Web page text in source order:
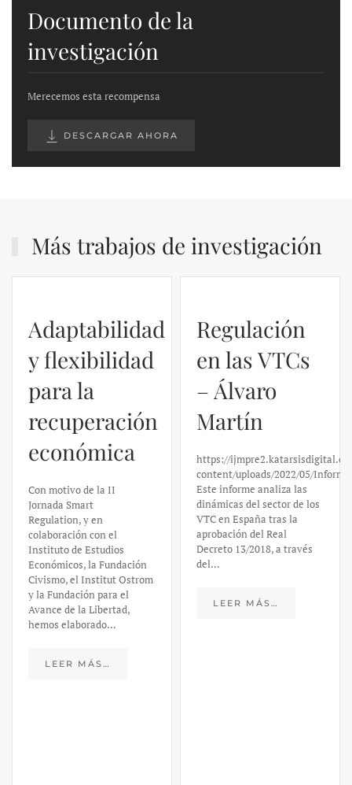
Documento de la
investigación
Merecemos esta recompensa
DESCARGAR AHORA
Más trabajos de investigación
Adaptabilidad
y flexibilidad
para la
recuperación
económica
Con motivo de la II
Jornada Smart
Regulation, y en
colaboración con el
Instituto de Estudios
Económicos, la Fundación
Civismo, el Institut Ostrom
y la Fundación para el
Avance de la Libertad,
hemos elaborado…
LEER MÁS…
Regulación
en las VTCs
– Álvaro
Martín
https://
content/uploads/2022/05/
Este informe analiza las
dinámicas del sector de los
VTC en España tras la
aprobación del Real
Decreto 13/2018, a través
del…
LEER MÁS…